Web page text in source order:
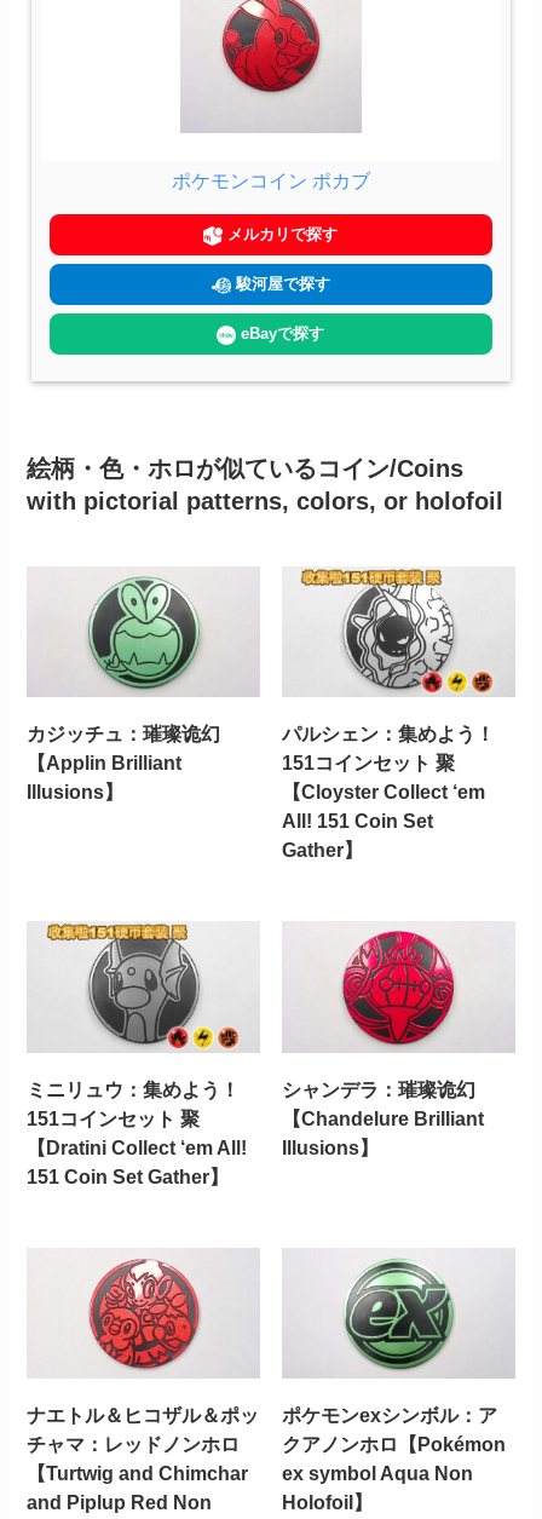
ポケモンコイン ポカブ
メルカリで探す
駿河屋で探す
eBayで探す
絵柄・色・ホロが似ているコイン/Coins
with pictorial patterns, colors, or holofoil
カジッチュ：璀璨诡幻
【Applin Brilliant
Illusions】
パルシェン：集めよう！
151コインセット 聚
【Cloyster Collect ‘em
All! 151 Coin Set
Gather】
ミニリュウ：集めよう！
151コインセット 聚
【Dratini Collect ‘em All!
151 Coin Set Gather】
シャンデラ：璀璨诡幻
【Chandelure Brilliant
Illusions】
ナエトル＆ヒコザル＆ポッ
チャマ：レッドノンホロ
【Turtwig and Chimchar
and Piplup Red Non
ポケモンexシンボル：ア
クアノンホロ【Pokémon
ex symbol Aqua Non
Holofoil】